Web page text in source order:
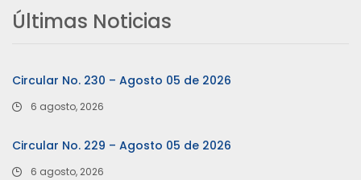
Últimas Noticias
Circular No. 230 – Agosto 05 de 2026
6 agosto, 2026
Circular No. 229 – Agosto 05 de 2026
6 agosto, 2026